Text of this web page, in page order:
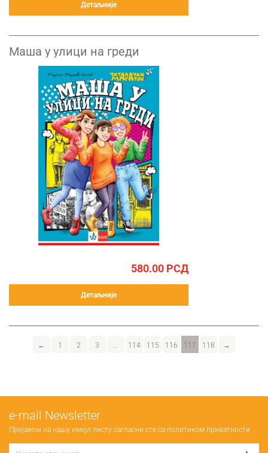
Детаљније
Маша у улици на греди
580.00 РСД
Детаљније
← 1 2 3 114 115 116 117 118 →
е-mail Newsletter
Пријавом на нашу имејл листу сагласни сте са политиком приватности